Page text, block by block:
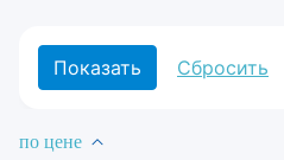
по цене